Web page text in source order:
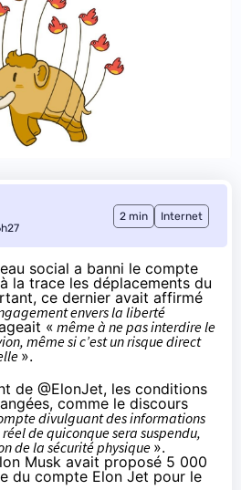
2 min Internet
social a banni le compte
la trace les déplacements du
ce dernier avait affirmé
envers la liberté
«même à ne pas interdire le
même si c’est un risque direct
».
de @ElonJet, les conditions
comme le discours
divulguant des informations
de quiconque sera suspendu,
de la sécurité physique ».
Musk avait proposé 5 000
du compte Elon Jet pour le